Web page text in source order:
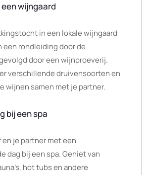
wijngaard
in een lokale wijngaard
een rondleiding door de
door een wijnproeverij.
verschillende druivensoorten en
wijnen samen met je partner.
bij een spa
en je partner met een
dag bij een spa. Geniet van
hot tubs en andere